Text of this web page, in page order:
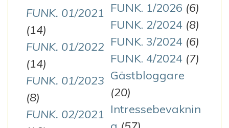
FUNK. 01/2021
(14)
FUNK. 01/2022
(14)
FUNK. 01/2023
(8)
FUNK. 02/2021
FUNK. 1/2026 (6)
FUNK. 2/2024 (8)
FUNK. 3/2024 (6)
FUNK. 4/2024 (7)
Gästbloggare
(20)
Intressebevaknin